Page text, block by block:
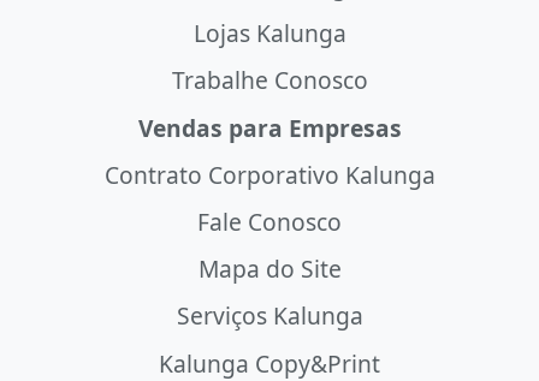
Lojas Kalunga
Trabalhe Conosco
Vendas para Empresas
Contrato Corporativo Kalunga
Fale Conosco
Mapa do Site
Serviços Kalunga
Kalunga Copy&Print